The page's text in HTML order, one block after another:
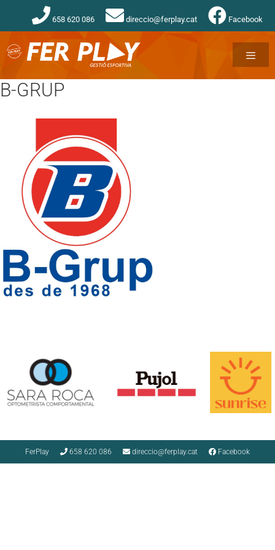
658 620 086 direccio@ferplay.cat Facebook
B-GRUP
FerPlay 658 620 086 direccio@ferplay.cat Facebook